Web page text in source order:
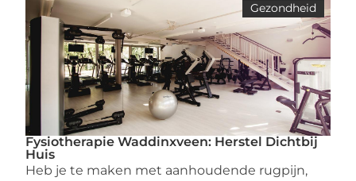
Gezondheid
Fysiotherapie Waddinxveen: Herstel Dichtbij
Huis
Heb je te maken met aanhoudende rugpijn,